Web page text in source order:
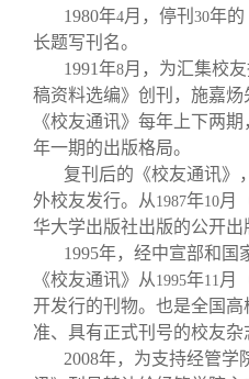
1980年4月，停刊 30年的
长题写刊名。
1991年8月，为汇集校
稿资料选编》创刊，施嘉
《校友通讯》每年上下两
年一期的出版格局。
复刊后的《校友通讯》
外校友发行。从 1987年10月
华大学出版社出版的公开出
1995年，经中宣部和国
《校友通讯》从 1995年11 月
开发行的刊物。也是全国
准、具有正式刊号的校友杂
2008年，为支持经管学